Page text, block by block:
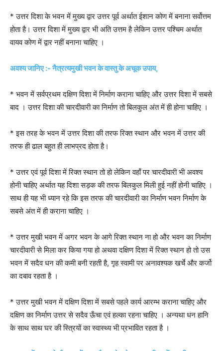
* उत्तर दिशा के भवन में मुख्य द्वार उत्तर पूर्व अर्थात ईशान कोण में बनाना सर्वोत्तम
होता है। उत्तर दिशा में मुख्य द्वार भी अति उत्तम है लेकिन उत्तर पश्चिम अर्थात
वायव कोण में द्वार नहीं बनाना चाहिए ।
अवश्य जानिए :- नैत्रत्यमुखी भवन के वास्तु के अचूक उपाय,
* भवन में सर्वप्रथम दक्षिण दिशा में निर्माण कराना चाहिए और उत्तर दिशा में सबसे
बाद । उत्तर दिशा की चारदीवारी का निर्माण तो बिलकुल अंत में ही होना चाहिए ।
* इस तरह के भवन में उत्तर दिशा की तरफ रिक्त स्थान और भवन में उत्तर की
तरफ ही ढाल बहुत ही लाभप्रद होता है।
* उत्तर एवं पूर्व दिशा में रिक्त स्थान तो हो लेकिन वहाँ पर चारदीवारी भी अवश्य
होनी चाहिए अर्थात यह दिशा सड़क की तरफ बिलकुल मिली हुई नहीं होनी चाहिए ।
साथ ही यह भी ध्यान रहे कि इस तरफ की चारदीवारी का निर्माण भवन निर्माण के
सबसे अंत में ही कराना चाहिए ।
* उत्तर मुखी भवन में अगर भवन के आगे रिक्त स्थान ना हो और भवन का निर्माण
चारदीवारी से मिला कर किया गया हो अथवा दक्षिण दिशा में रिक्त स्थान हो तो उस
भवन में सदैव धन की कमी बनी रहती है, गृह स्वामी पर अनावश्यक खर्चे और कर्जो
का दबाव रहता है ।
* उत्तर मुखी भवन में दक्षिण दिशा में सबसे पहले कार्य आरम्भ कराना चाहिए और
दक्षिण का निर्माण उत्तर से सदैव ऊँचा एवं हल्का रहना चाहिए । अन्यथा धन हानि
के साथ साथ घर की स्त्रियों का स्वास्थ्य भी प्रभावित रहता है ।